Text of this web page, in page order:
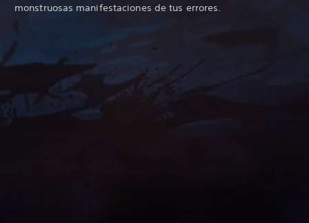
monstruosas manifestaciones de tus errores.